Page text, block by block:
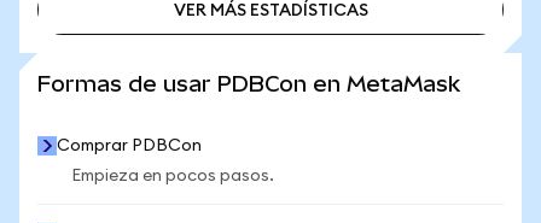
VER MÁS ESTADÍSTICAS
Formas de usar PDBCon en MetaMask
Comprar PDBCon
Empieza en pocos pasos.